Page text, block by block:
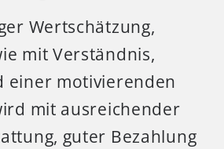
Wertschätzung,
mit Verständnis,
einer motivierenden
mit ausreichender
guter Bezahlung